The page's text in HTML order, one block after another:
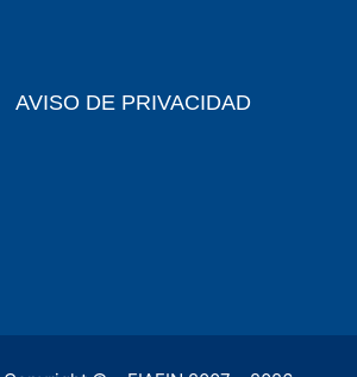
AVISO DE PRIVACIDAD